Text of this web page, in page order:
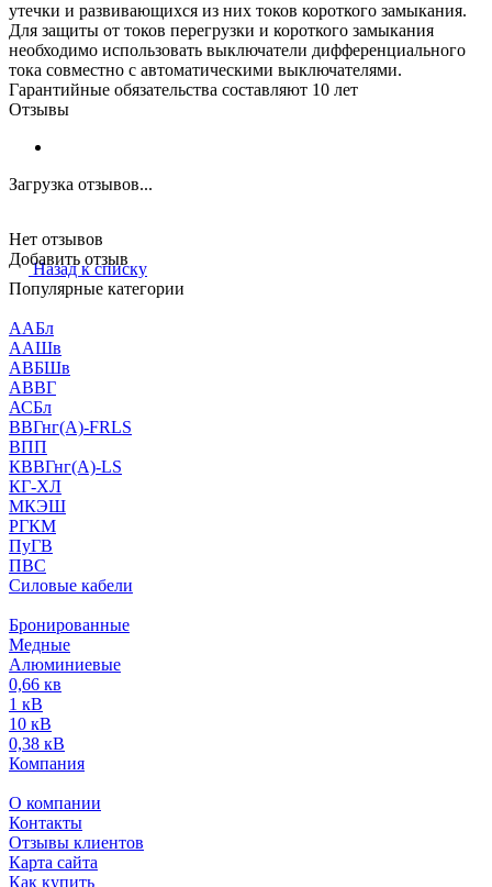
утечки и развивающихся из них токов короткого замыкания.
Для защиты от токов перегрузки и короткого замыкания
необходимо использовать выключатели дифференциального
тока совместно с автоматическими выключателями.
Гарантийные обязательства составляют 10 лет
Отзывы
Загрузка отзывов...
Нет отзывов
Добавить отзыв
Назад к списку
Популярные категории
ААБл
ААШв
АВБШв
АВВГ
АСБл
ВВГнг(А)-FRLS
ВПП
КВВГнг(А)-LS
КГ-ХЛ
МКЭШ
РГКМ
ПуГВ
ПВС
Силовые кабели
Бронированные
Медные
Алюминиевые
0,66 кв
1 кВ
10 кВ
0,38 кВ
Компания
О компании
Контакты
Отзывы клиентов
Карта сайта
Как купить